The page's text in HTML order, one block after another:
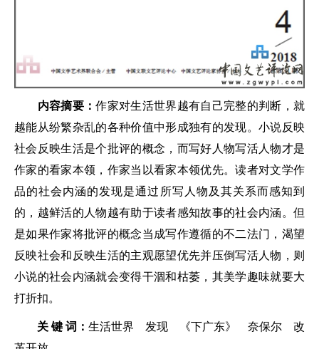
内容摘要：作家对生活世界越有自己完整的判断，就
越能从纷繁杂乱的各种价值中形成独有的发现。小说反映
社会反映生活是个批评的概念，而写好人物写活人物才是
作家的看家本领，作家当以看家本领优先。读者对文学作
品的社会内涵的发现是通过所写人物及其关系而感知到
的，越鲜活的人物越有助于读者感知故事的社会内涵。但
是如果作家将批评的概念当成写作遵循的不二法门，渴望
反映社会和反映生活的主观愿望优先并压倒写活人物，则
小说的社会内涵就会变得干涸和枯萎，其美学趣味就要大
打折扣。
关 键 词： 生活世界 发现 《下广东》 奈保尔 改